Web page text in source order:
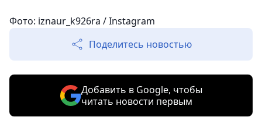
Фото: iznaur_k926ra / Instagram
Поделитесь новостью
Добавить в Google, чтобы
читать новости первым